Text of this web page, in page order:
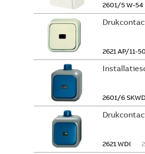
2601/5 W-54
2621 AP/11-
2601/6
2621 WDI